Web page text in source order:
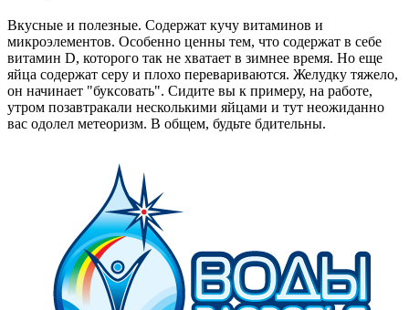
Вкусные и полезные. Содержат кучу витаминов и
микроэлементов. Особенно ценны тем, что содержат в себе
витамин D, которого так не хватает в зимнее время. Но еще
яйца содержат серу и плохо перевариваются. Желудку тяжело,
он начинает "буксовать". Сидите вы к примеру, на работе,
утром позавтракали несколькими яйцами и тут неожиданно
вас одолел метеоризм. В общем, будьте бдительны.